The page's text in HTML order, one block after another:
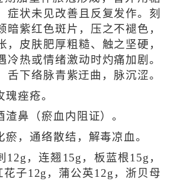
症状未见改善且反复发作。刻
暗紫红色斑片，压之不褪色，
，皮肤肥厚粗糙、触之坚硬，
冷热或情绪激动时灼痛加剧。
舌下络脉青紫迂曲，脉沉涩。
痤疮。
渣鼻（瘀血内阻证）。
瘀，通络散结，解毒凉血。
12g，连翘15g，板蓝根15g，
子12g，蒲公英12g，浙贝母